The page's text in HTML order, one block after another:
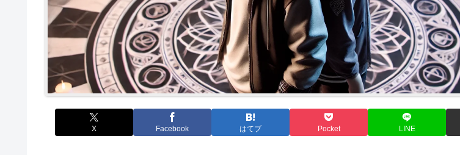
X Facebook はてブ Pocket LINE